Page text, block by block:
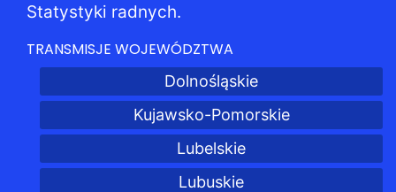
Statystyki radnych.
TRANSMISJE WOJEWÓDZTWA
Dolnośląskie
Kujawsko-Pomorskie
Lubelskie
Lubuskie